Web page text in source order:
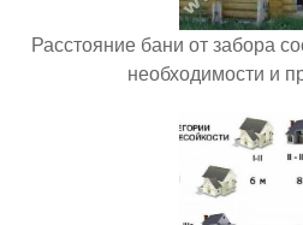
Расстояние бани от забора
необходимости и